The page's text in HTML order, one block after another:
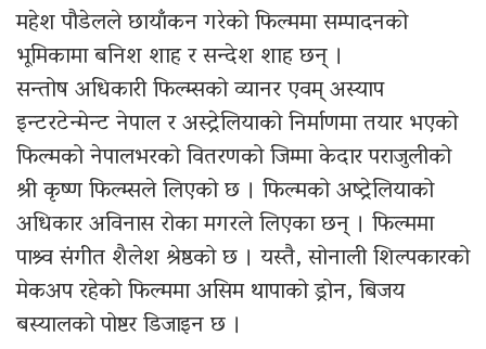
महेश पौडेलले छायाँकन गरेको फिल्ममा सम्पादनको
भूमिकामा बनिश शाह र सन्देश शाह छन् ।
सन्तोष अधिकारी फिल्म्सको व्यानर एवम् अस्याप
इन्टरटेन्मेन्ट नेपाल र अस्ट्रेलियाको निर्माणमा तयार भएको
फिल्मको नेपालभरको वितरणको जिम्मा केदार पराजुलीको
श्री कृष्ण फिल्म्सले लिएको छ । फिल्मको अष्ट्रेलियाको
अधिकार अविनास रोका मगरले लिएका छन् । फिल्ममा
पाश्र्व संगीत शैलेश श्रेष्ठको छ । यस्तै, सोनाली शिल्पकारको
मेकअप रहेको फिल्ममा असिम थापाको ड्रोन, बिजय
बस्यालको पोष्टर डिजाइन छ ।